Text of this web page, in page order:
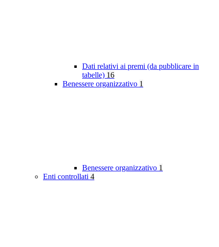
Dati relativi ai premi (da pubblicare in
tabelle) 16
Benessere organizzativo 1
Benessere organizzativo 1
Enti controllati 4